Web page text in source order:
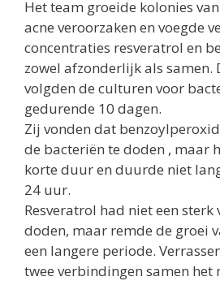
Het team groeide kolonies
acne veroorzaken en voegde
concentraties resveratrol en
zowel afzonderlijk als samen.
volgden de culturen voor
gedurende 10 dagen.
Zij vonden dat
de bacteriën te doden , maar
korte duur en duurde niet
24 uur.
Resveratrol had niet een sterk
doden, maar remde de groei
een langere periode.
twee verbindingen samen het